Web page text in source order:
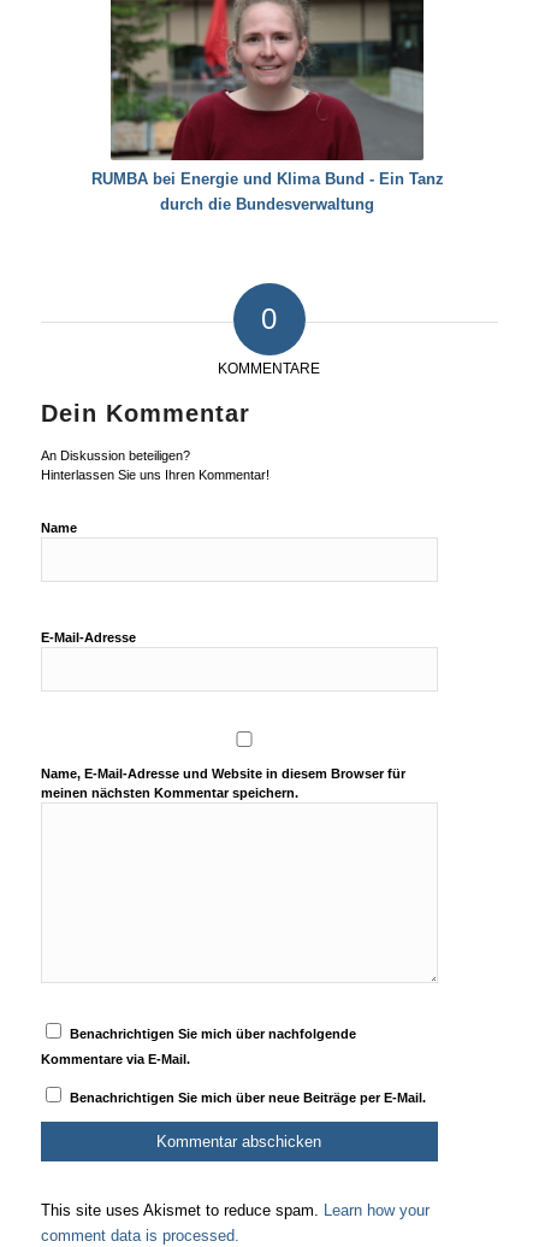
RUMBA bei Energie und Klima Bund - Ein Tanz
durch die Bundesverwaltung
0
KOMMENTARE
Dein Kommentar
An Diskussion beteiligen?
Hinterlassen Sie uns Ihren Kommentar!
Name
E-Mail-Adresse
Name, E-Mail-Adresse und Website in diesem Browser für
meinen nächsten Kommentar speichern.
Benachrichtigen Sie mich über nachfolgende
Kommentare via E-Mail.
Benachrichtigen Sie mich über neue Beiträge per E-Mail.
This site uses Akismet to reduce spam. Learn how your
comment data is processed.